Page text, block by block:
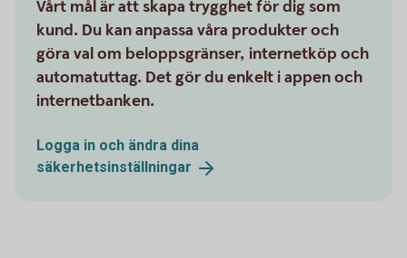
Vårt mål är att skapa trygghet för dig som
kund. Du kan anpassa våra produkter och
göra val om beloppsgränser, internetköp och
automatuttag. Det gör du enkelt i appen och
internetbanken.
Logga in och ändra dina
säkerhetsinställningar